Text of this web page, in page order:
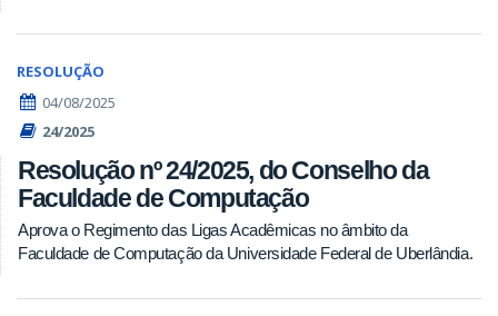
RESOLUÇÃO
04/08/2025
24/2025
Resolução nº 24/2025, do Conselho da
Faculdade de Computação
Aprova o Regimento das Ligas Acadêmicas no âmbito da
Faculdade de Computação da Universidade Federal de Uberlândia.